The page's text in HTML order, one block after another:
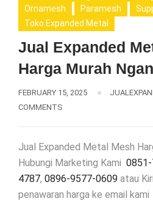
Ornamesh
Paramesh
Toko Expanded Metal
Jual Expanded
Harga Murah
FEBRUARY 15, 2025
COMMENTS
Jual Expanded Metal Mesh
Hubungi Marketing Kami
4787, 0896-9577-0609 atau
penawaran harga ke email kami